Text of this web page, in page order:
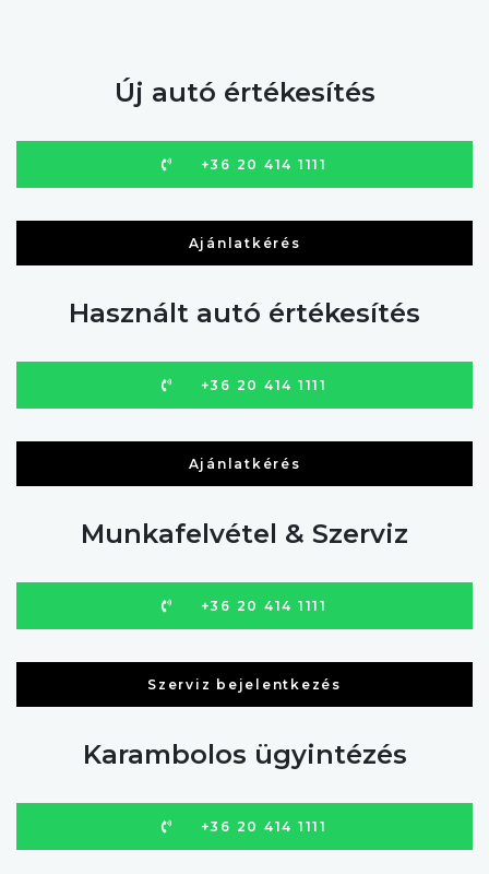
Új autó értékesítés
+36 20 414 1111
Ajánlatkérés
Használt autó értékesítés
+36 20 414 1111
Ajánlatkérés
Munkafelvétel & Szerviz
+36 20 414 1111
Szerviz bejelentkezés
Karambolos ügyintézés
+36 20 414 1111